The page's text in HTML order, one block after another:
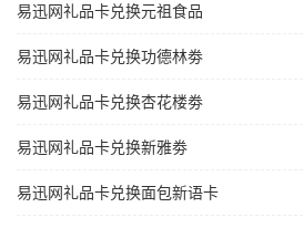
易迅网礼品卡兑换元祖食品
易迅网礼品卡兑换功德林劵
易迅网礼品卡兑换杏花楼劵
易迅网礼品卡兑换新雅劵
易迅网礼品卡兑换面包新语卡